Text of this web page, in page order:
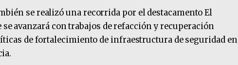
se realizó una recorrida por el destacamento El
avanzará con trabajos de refacción y recuperación
de fortalecimiento de infraestructura de seguridad en